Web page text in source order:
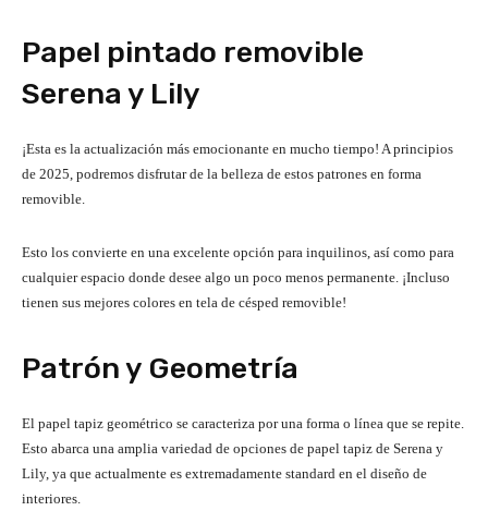
Papel pintado removible
Serena y Lily
¡Esta es la actualización más emocionante en mucho tiempo! A principios
de 2025, podremos disfrutar de la belleza de estos patrones en forma
removible.
Esto los convierte en una excelente opción para inquilinos, así como para
cualquier espacio donde desee algo un poco menos permanente. ¡Incluso
tienen sus mejores colores en tela de césped removible!
Patrón y Geometría
El papel tapiz geométrico se caracteriza por una forma o línea que se repite.
Esto abarca una amplia variedad de opciones de papel tapiz de Serena y
Lily, ya que actualmente es extremadamente standard en el diseño de
interiores.